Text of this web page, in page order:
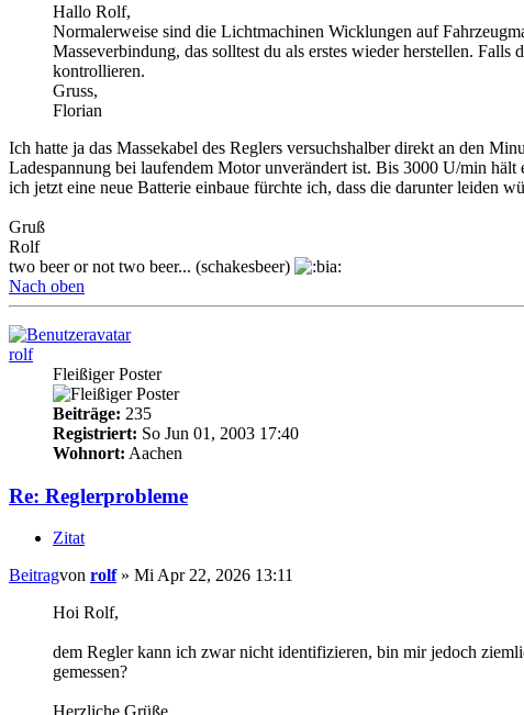
Hallo Rolf,
Normalerweise sind die Lichtmachinen Wicklungen auf
Masseverbindung, das solltest du als erstes wieder herstellen.
kontrollieren.
Gruss,
Florian
Ich hatte ja das Massekabel des Reglers versuchshalber direkt an den
Ladespannung bei laufendem Motor unverändert ist. Bis 3000 U/min
ich jetzt eine neue Batterie einbaue fürchte ich, dass die darunter leiden
Gruß
Rolf
two beer or not two beer... (schakesbeer)
Nach oben
rolf
Fleißiger Poster
Beiträge: 235
Registriert: So Jun 01, 2003 17:40
Wohnort: Aachen
Re: Reglerprobleme
Zitat
Beitragvon rolf» Mi Apr 22, 2026 13:11
Hoi Rolf,
dem Regler kann ich zwar nicht identifizieren, bin mir jedoch
gemessen?